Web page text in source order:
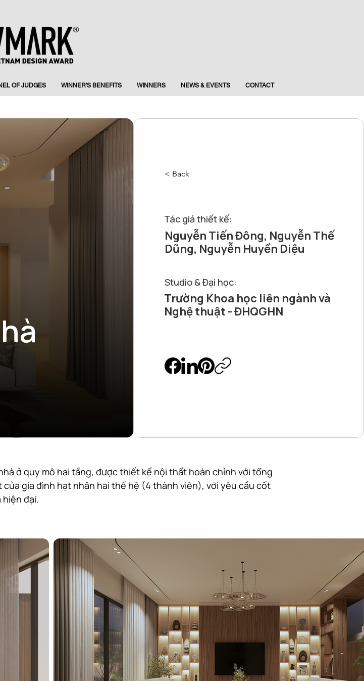
OF JUDGES WINNER'S BENEFITS WINNERS NEWS & EVENTS CONTACT
< Back
Tác giả thiết kế:
Nguyễn Tiến Đông, Nguyễn Thế
Dũng, Nguyễn Huyền Diệu
Studio & Đại học:
Trường Khoa học liên ngành và
Nghệ thuật - ĐHQGHN
ở quy mô hai tầng, được thiết kế nội thất hoàn chỉnh với tổng
của gia đình hạt nhân hai thế hệ (4 thành viên), với yêu cầu cốt
đại.